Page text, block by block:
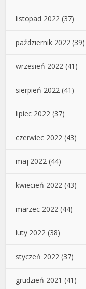
listopad 2022 (37)
październik 2022 (39)
wrzesień 2022 (41)
sierpień 2022 (41)
lipiec 2022 (37)
czerwiec 2022 (43)
maj 2022 (44)
kwiecień 2022 (43)
marzec 2022 (44)
luty 2022 (38)
styczeń 2022 (37)
grudzień 2021 (41)